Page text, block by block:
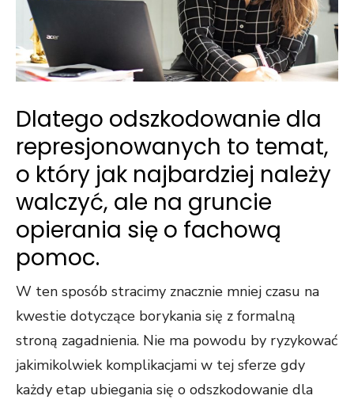
Dlatego odszkodowanie dla
represjonowanych to temat,
o który jak najbardziej należy
walczyć, ale na gruncie
opierania się o fachową
pomoc.
W ten sposób stracimy znacznie mniej czasu na
kwestie dotyczące borykania się z formalną
stroną zagadnienia. Nie ma powodu by ryzykować
jakimikolwiek komplikacjami w tej sferze gdy
każdy etap ubiegania się o odszkodowanie dla